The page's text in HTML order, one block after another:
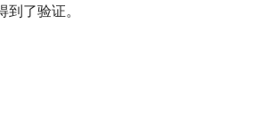
了验证。